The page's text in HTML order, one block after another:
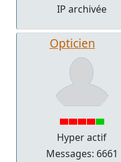
IP archivée
Opticien
Hyper actif
Messages: 6661